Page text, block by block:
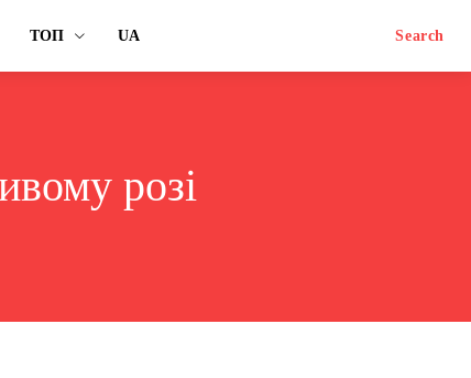
ТОП UA Search
розі